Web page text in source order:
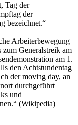
Tag der
der
bezeichnet.“
Arbeiterbewegung
zum Generalstreik am
am 1.
den Achtstundentag
der moving day, an
durchgeführt
und
(Wikipedia)